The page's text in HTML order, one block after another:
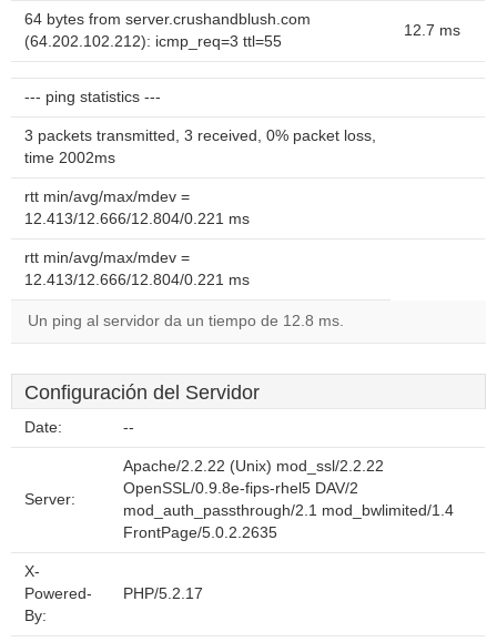
64 bytes from server.crushandblush.com
(64.202.102.212): icmp_req=3 ttl=55
12.7 ms
--- ping statistics ---
3 packets transmitted, 3 received, 0% packet loss,
time 2002ms
rtt min/avg/max/mdev =
12.413/12.666/12.804/0.221 ms
rtt min/avg/max/mdev =
12.413/12.666/12.804/0.221 ms
Un ping al servidor da un tiempo de 12.8 ms.
Configuración del Servidor
Date: --
Server:
Apache/2.2.22 (Unix) mod_ssl/2.2.22
OpenSSL/0.9.8e-fips-rhel5 DAV/2
mod_auth_passthrough/2.1 mod_bwlimited/1.4
FrontPage/5.0.2.2635
X-
Powered-
By:
PHP/5.2.17